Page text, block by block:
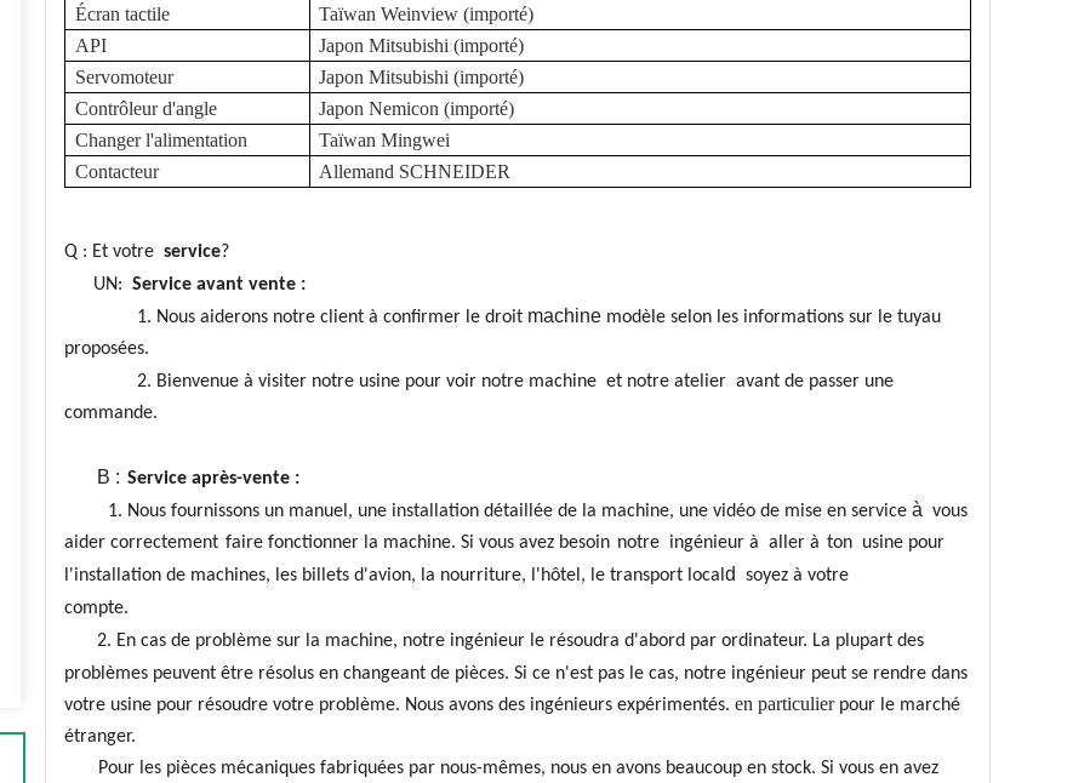
Écran tactile
Taïwan Weinview (importé)
API
Japon Mitsubishi (importé)
Servomoteur
Japon Mitsubishi (importé)
Contrôleur d'angle
Japon Nemicon (importé)
Changer l'alimentation
Taïwan Mingwei
Contacteur
Allemand SCHNEIDER
Q : Et votre service?
UN: Service avant vente :
1. Nous aiderons notre client à confirmer le droit machine modèle selon les informations sur le tuyau
proposées.
2. Bienvenue à visiter notre usine pour voir notre machine et notre atelier avant de passer une
commande.
B : Service après-vente :
1. Nous fournissons un manuel, une installation détaillée de la machine, une vidéo de mise en service à vous
aider correctement faire fonctionner la machine. Si vous avez besoin notre ingénieur à aller à ton usine pour
l'installation de machines, les billets d'avion, la nourriture, l'hôtel, le transport local d
soyez à votre
compte.
2. En cas de problème sur la machine, notre ingénieur le résoudra d'abord par ordinateur. La plupart des
problèmes peuvent être résolus en changeant de pièces. Si ce n'est pas le cas, notre ingénieur peut se rendre dans
votre usine pour résoudre votre problème. Nous avons des ingénieurs expérimentés. en particulier pour le marché
étranger.
Pour les pièces mécaniques fabriquées par nous-mêmes, nous en avons beaucoup en stock. Si vous en avez